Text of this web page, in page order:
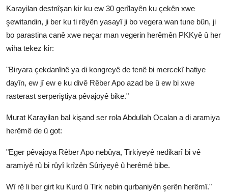
Karayilan destnîşan kir ku ew 30 gerîlayên ku çekên xwe
şewitandin, ji ber ku ti rêyên yasayî ji bo vegera wan tune bûn, ji
bo parastina canê xwe neçar man vegerin herêmên PKKyê û her
wiha tekez kir:
"Biryara çekdanînê ya di kongreyê de tenê bi mercekî hatiye
dayîn, ew jî ew e ku divê Rêber Apo azad be û ew bi xwe
rasterast serperiştiya pêvajoyê bike."
Murat Karayilan bal kişand ser rola Abdullah Ocalan a di aramiya
herêmê de û got:
"Eger pêvajoya Rêber Apo nebûya, Tirkiyeyê nedikarî bi vê
aramiyê rû bi rûyî krîzên Sûriyeyê û herêmê bibe.
Wî rê li ber girt ku Kurd û Tirk nebin qurbaniyên şerên herêmî."